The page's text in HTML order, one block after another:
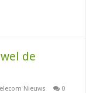
de
Nieuws 0